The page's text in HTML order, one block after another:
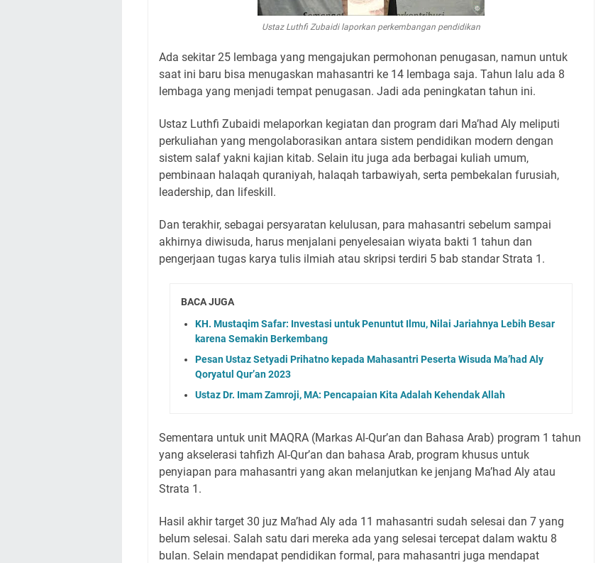
Ustaz Luthfi Zubaidi laporkan perkembangan pendidikan
Ada sekitar 25 lembaga yang mengajukan permohonan penugasan, namun untuk
saat ini baru bisa menugaskan mahasantri ke 14 lembaga saja. Tahun lalu ada 8
lembaga yang menjadi tempat penugasan. Jadi ada peningkatan tahun ini.
Ustaz Luthfi Zubaidi melaporkan kegiatan dan program dari Ma’had Aly meliputi
perkuliahan yang mengolaborasikan antara sistem pendidikan modern dengan
sistem salaf yakni kajian kitab. Selain itu juga ada berbagai kuliah umum,
pembinaan halaqah quraniyah, halaqah tarbawiyah, serta pembekalan furusiah,
leadership, dan lifeskill.
Dan terakhir, sebagai persyaratan kelulusan, para mahasantri sebelum sampai
akhirnya diwisuda, harus menjalani penyelesaian wiyata bakti 1 tahun dan
pengerjaan tugas karya tulis ilmiah atau skripsi terdiri 5 bab standar Strata 1.
BACA JUGA
KH. Mustaqim Safar: Investasi untuk Penuntut Ilmu, Nilai Jariahnya Lebih Besar
karena Semakin Berkembang
Pesan Ustaz Setyadi Prihatno kepada Mahasantri Peserta Wisuda Ma’had Aly
Qoryatul Qur’an 2023
Ustaz Dr. Imam Zamroji, MA: Pencapaian Kita Adalah Kehendak Allah
Sementara untuk unit MAQRA (Markas Al-Qur’an dan Bahasa Arab) program 1 tahun
yang akselerasi tahfizh Al-Qur’an dan bahasa Arab, program khusus untuk
penyiapan para mahasantri yang akan melanjutkan ke jenjang Ma’had Aly atau
Strata 1.
Hasil akhir target 30 juz Ma’had Aly ada 11 mahasantri sudah selesai dan 7 yang
belum selesai. Salah satu dari mereka ada yang selesai tercepat dalam waktu 8
bulan. Selain mendapat pendidikan formal, para mahasantri juga mendapat